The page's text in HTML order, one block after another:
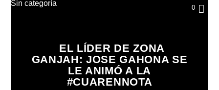
TÍTULO
Sin categoría
0
EL LÍDER DE ZONA
GANJAH: JOSE GAHONA SE
LE ANIMÓ A LA
#CUARENNOTA